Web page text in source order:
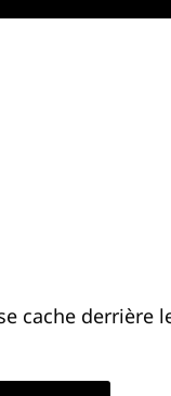
cache derrière